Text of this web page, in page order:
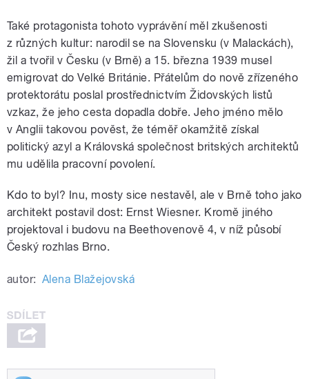
Také protagonista tohoto vyprávění měl zkušenosti
z různých kultur: narodil se na Slovensku (v Malackách),
žil a tvořil v Česku (v Brně) a 15. března 1939 musel
emigrovat do Velké Británie. Přátelům do nově zřízeného
protektorátu poslal prostřednictvím Židovských listů
vzkaz, že jeho cesta dopadla dobře. Jeho jméno mělo
v Anglii takovou pověst, že téměř okamžitě získal
politický azyl a Královská společnost britských architektů
mu udělila pracovní povolení.
Kdo to byl? Inu, mosty sice nestavěl, ale v Brně toho jako
architekt postavil dost: Ernst Wiesner. Kromě jiného
projektoval i budovu na Beethovenově 4, v níž působí
Český rozhlas Brno.
autor: Alena Blažejovská